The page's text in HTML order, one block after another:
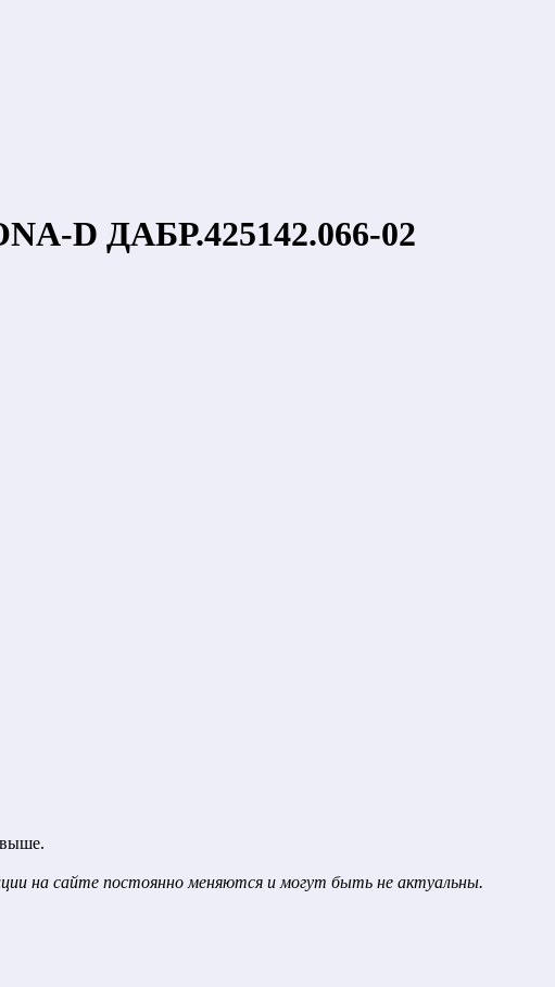
D ДАБР.425142.066-02
на сайте постоянно меняются и могут быть не актуальны.